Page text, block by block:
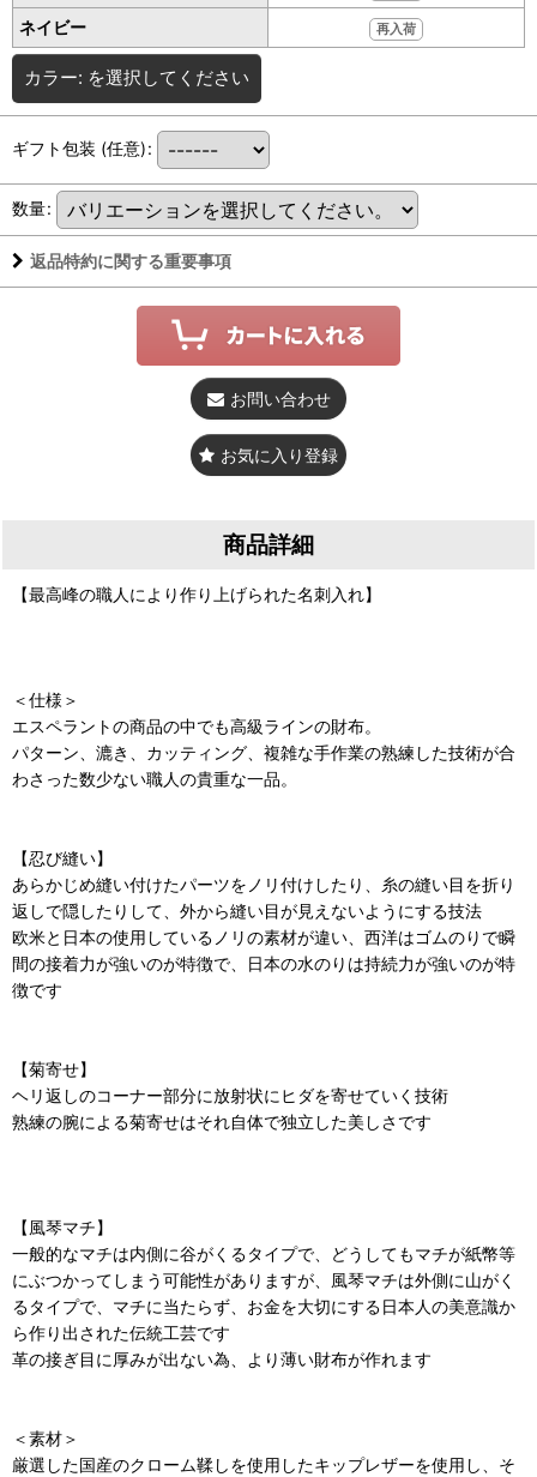
ネイビー 再入荷
カラー: を選択してください
ギフト包装 (任意):
数量:
返品特約に関する重要事項
お問い合わせ
お気に入り登録
商品詳細
【最高峰の職人により作り上げられた名刺入れ】
＜仕様＞
エスペラントの商品の中でも高級ラインの財布。
パターン、漉き、カッティング、複雑な手作業の熟練した技術が合
わさった数少ない職人の貴重な一品。
【忍び縫い】
あらかじめ縫い付けたパーツをノリ付けしたり、糸の縫い目を折り
返しで隠したりして、外から縫い目が見えないようにする技法
欧米と日本の使用しているノリの素材が違い、西洋はゴムのりで瞬
間の接着力が強いのが特徴で、日本の水のりは持続力が強いのが特
徴です
【菊寄せ】
ヘリ返しのコーナー部分に放射状にヒダを寄せていく技術
熟練の腕による菊寄せはそれ自体で独立した美しさです
【風琴マチ】
一般的なマチは内側に谷がくるタイプで、どうしてもマチが紙幣等
にぶつかってしまう可能性がありますが、風琴マチは外側に山がく
るタイプで、マチに当たらず、お金を大切にする日本人の美意識か
ら作り出された伝統工芸です
革の接ぎ目に厚みが出ない為、より薄い財布が作れます
＜素材＞
厳選した国産のクローム鞣しを使用したキップレザーを使用し、そ